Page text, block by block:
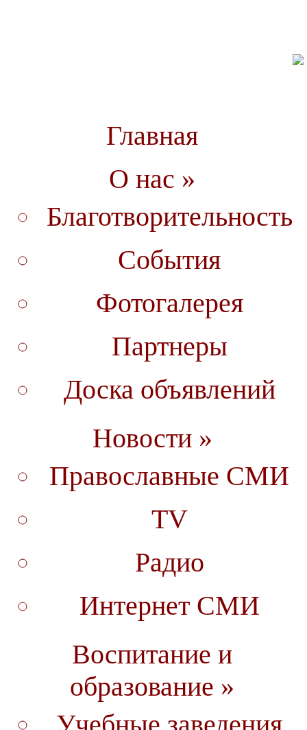
Главная
О нас »
Благотворительность
События
Фотогалерея
Партнеры
Доска объявлений
Новости »
Православные СМИ
TV
Радио
Интернет СМИ
Воспитание и
образование »